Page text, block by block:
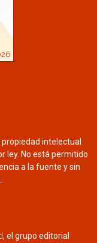
propiedad intelectual
ley. No está permitido
a la fuente y sin
, el grupo editorial